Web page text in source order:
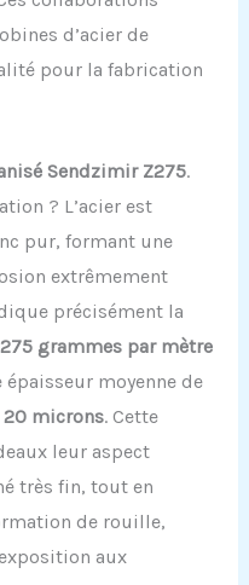
d’acier de
pour la fabrication
Sendzimir Z275.
? L’acier est
pur, formant une
extrêmement
précisément la
275 grammes par mètre
moyenne de
20 microns. Cette
leur aspect
très fin, tout en
de rouille,
aux